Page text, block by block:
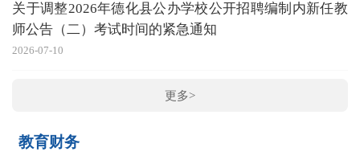
关于调整2026年德化县公办学校公开招聘编制内新任教
师公告（二）考试时间的紧急通知
2026-07-10
更多>
教育财务